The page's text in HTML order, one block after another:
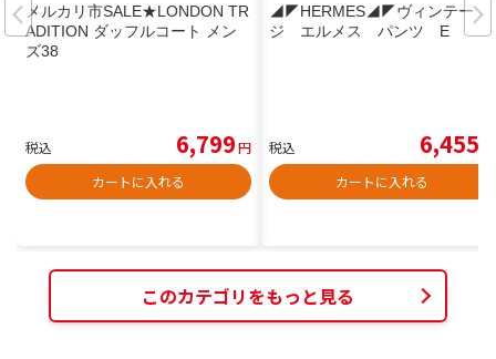
メルカリ市SALE★LONDON TR
ADITION ダッフルコート メン
ズ38
税込 6,799円
カートに入れる
◢◤HERMES◢◤ヴィンテー
ジ エルメス パンツ E
税込 6,455
カートに入れる
このカテゴリをもっと見る